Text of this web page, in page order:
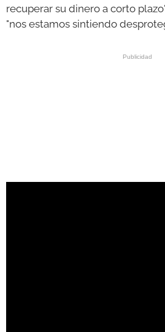
recuperar su dinero a corto
"nos estamos sintiendo